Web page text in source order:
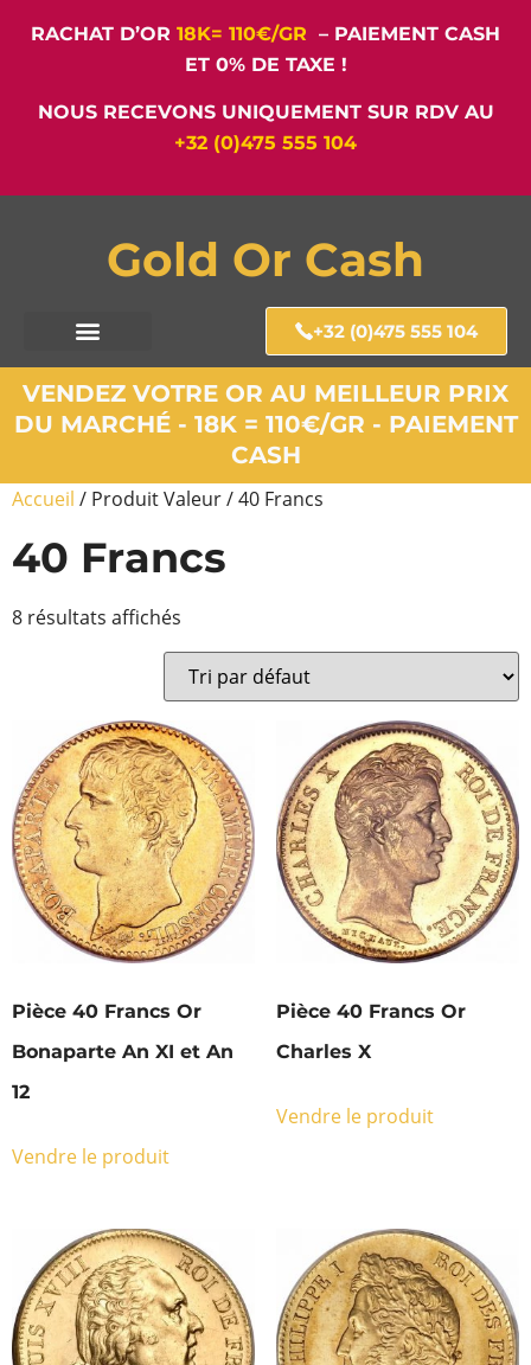
RACHAT D’OR 18K= 110€/GR – PAIEMENT CASH
ET 0% DE TAXE !
NOUS RECEVONS UNIQUEMENT SUR RDV AU
+32 (0)475 555 104
Gold Or Cash
+32 (0)475 555 104
VENDEZ VOTRE OR AU MEILLEUR PRIX
DU MARCHÉ - 18K = 110€/GR - PAIEMENT
CASH
Accueil / Produit Valeur / 40 Francs
40 Francs
8 résultats affichés
Pièce 40 Francs Or
Bonaparte An XI et An
12
Vendre le produit
Pièce 40 Francs Or
Charles X
Vendre le produit